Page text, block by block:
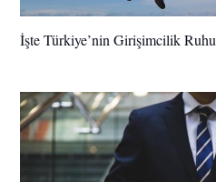
İşte Türkiye’nin Girişimcilik Ruhu